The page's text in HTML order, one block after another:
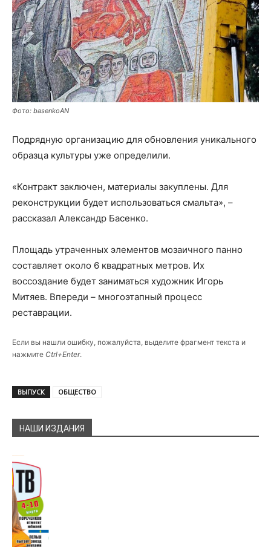
Фото: basenkoAN
Подрядную организацию для обновления уникального
образца культуры уже определили.
«Контракт заключен, материалы закуплены. Для
реконструкции будет использоваться смальта», –
рассказал Александр Басенко.
Площадь утраченных элементов мозаичного панно
составляет около 6 квадратных метров. Их
воссоздание будет заниматься художник Игорь
Митяев. Впереди – многоэтапный процесс
реставрации.
Если вы нашли ошибку, пожалуйста, выделите фрагмент текста и
нажмите Ctrl+Enter.
ВЫПУСК ОБЩЕСТВО
НАШИ ИЗДАНИЯ